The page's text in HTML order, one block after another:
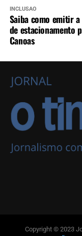
INCLUSÃO
Saiba como emitir
de estacionamento
Canoas
Copyright © 2023